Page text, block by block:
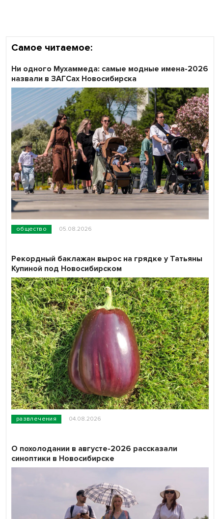
Самое читаемое:
общество 05.08.2026
Ни одного Мухаммеда: самые модные имена-2026
назвали в ЗАГСах Новосибирска
развлечения 04.08.2026
Рекордный баклажан вырос на грядке у Татьяны
Купиной под Новосибирском
О похолодании в августе-2026 рассказали
синоптики в Новосибирске